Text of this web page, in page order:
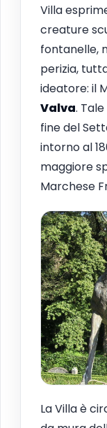
Villa
creature
fontanelle,
perizia,
ideatore: il
Valva.
fine del
intorno al
maggiore
Marchese
La Villa è